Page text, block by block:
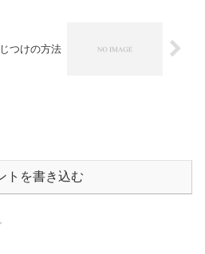
つけの方法
トを書き込む